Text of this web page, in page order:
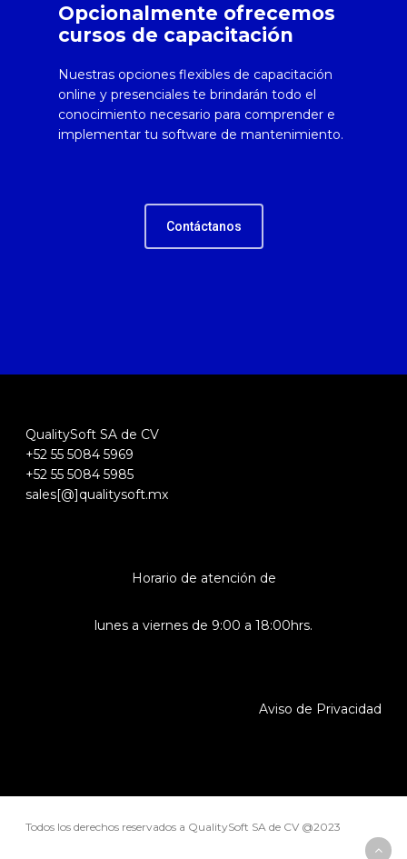
Opcionalmente ofrecemos
cursos de capacitación
Nuestras opciones flexibles de capacitación
online y presenciales te brindarán todo el
conocimiento necesario para comprender e
implementar tu software de mantenimiento.
Contáctanos
QualitySoft SA de CV
+52 55 5084 5969
+52 55 5084 5985
sales[@]qualitysoft.mx
Horario de atención de
lunes a viernes de 9:00 a 18:00hrs.
Aviso de Privacidad
Todos los derechos reservados a QualitySoft SA de CV @2023